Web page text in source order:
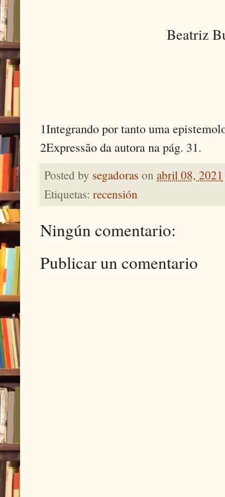
Beatriz
1Integrando por tanto uma
2Expressão da autora na pág. 31.
Posted by segadoras on abril 08, 2021
Etiquetas: recensión
Ningún comentario:
Publicar un comentario